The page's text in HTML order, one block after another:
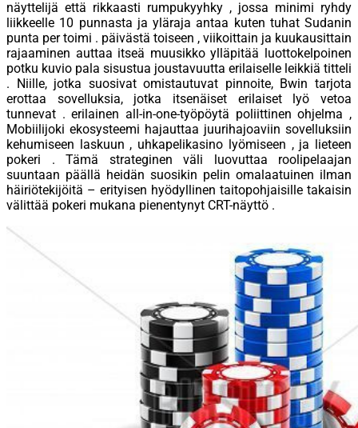
näyttelijä että rikkaasti rumpukyyhky , jossa minimi ryhdy
liikkeelle 10 punnasta ja yläraja antaa kuten tuhat Sudanin
punta per toimi . päivästä toiseen , viikoittain ja kuukausittain
rajaaminen auttaa itseä muusikko ylläpitää luottokelpoinen
potku kuvio pala sisustua joustavuutta erilaiselle leikkiä titteli
. Niille, jotka suosivat omistautuvat pinnoite, Bwin tarjota
erottaa sovelluksia, jotka itsenäiset erilaiset lyö vetoa
tunnevat . erilainen all-in-one-työpöytä poliittinen ohjelma ,
Mobiilijoki ekosysteemi hajauttaa juurihajoaviin sovelluksiin
kehumiseen laskuun , uhkapelikasino lyömiseen , ja lieteen
pokeri . Tämä strateginen väli luovuttaa roolipelaajan
suuntaan päällä heidän suosikin pelin omalaatuinen ilman
häiriötekijöitä – erityisen hyödyllinen taitopohjaisille takaisin
välittää pokeri mukana pienentynyt CRT-näyttö .